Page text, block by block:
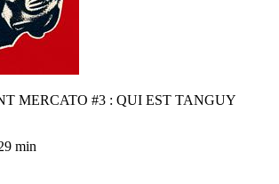
MERCATO #3 : QUI EST TANGUY
min